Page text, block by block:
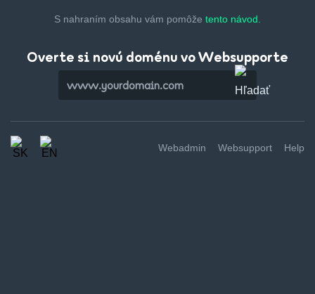
S nahraním obsahu vám pomôže tento návod.
Overte si novú doménu vo Websupporte
Webadmin Websupport Help